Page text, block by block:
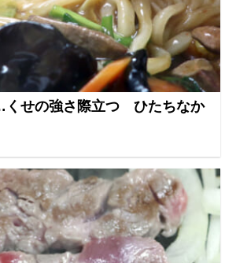
くせの強さ際立つ ひたちなか